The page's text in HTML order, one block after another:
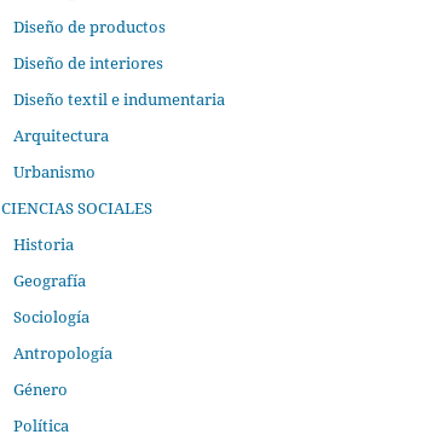
Diseño de productos
Diseño de interiores
Diseño textil e indumentaria
Arquitectura
Urbanismo
CIENCIAS SOCIALES
Historia
Geografía
Sociología
Antropología
Género
Política